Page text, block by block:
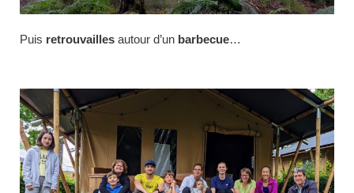
Puis retrouvailles autour d’un barbecue…